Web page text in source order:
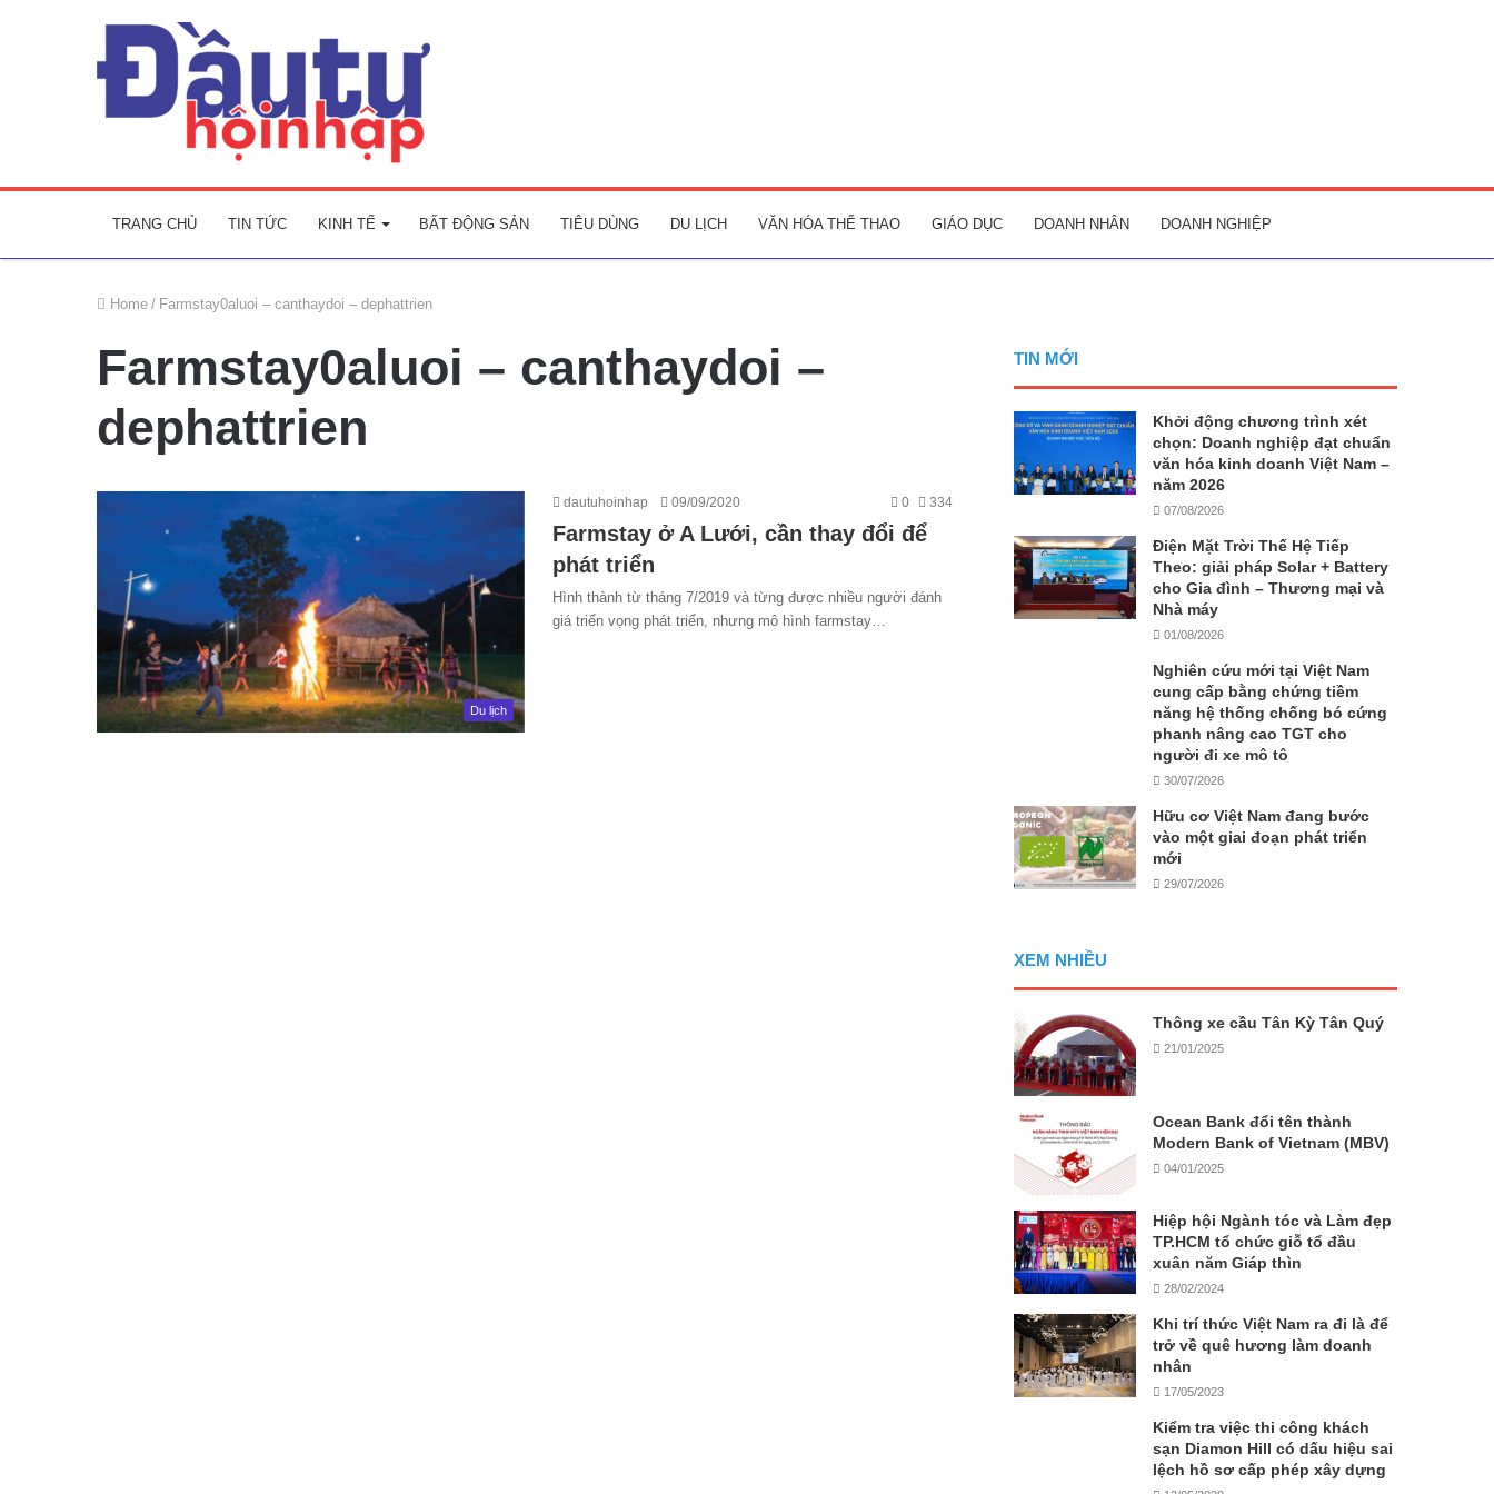
TRANG CHỦ TIN TỨC KINH TẾ BẤT ĐỘNG SẢN TIÊU DÙNG DU LỊCH VĂN HÓA THỂ THAO GIÁO DỤC DOANH NHÂN DOANH NGHIỆP
Home / Farmstay0aluoi – canthaydoi – dephattrien
Farmstay0aluoi – canthaydoi –
dephattrien
Du lịch
dautuhoinhap 09/09/2020 0 334
Farmstay ở A Lưới, cần thay đổi để
phát triển
Hình thành từ tháng 7/2019 và từng được nhiều người đánh
giá triển vọng phát triển, nhưng mô hình farmstay…
TIN MỚI
Khởi động chương trình xét
chọn: Doanh nghiệp đạt chuẩn
văn hóa kinh doanh Việt Nam –
năm 2026
07/08/2026
Điện Mặt Trời Thế Hệ Tiếp
Theo: giải pháp Solar + Battery
cho Gia đình – Thương mại và
Nhà máy
01/08/2026
Nghiên cứu mới tại Việt Nam
cung cấp bằng chứng tiềm
năng hệ thống chống bó cứng
phanh nâng cao TGT cho
người đi xe mô tô
30/07/2026
Hữu cơ Việt Nam đang bước
vào một giai đoạn phát triển
mới
29/07/2026
XEM NHIỀU
Thông xe cầu Tân Kỳ Tân Quý
21/01/2025
Ocean Bank đổi tên thành
Modern Bank of Vietnam (MBV)
04/01/2025
Hiệp hội Ngành tóc và Làm đẹp
TP.HCM tổ chức giỗ tổ đầu
xuân năm Giáp thìn
28/02/2024
Khi trí thức Việt Nam ra đi là để
trở về quê hương làm doanh
nhân
17/05/2023
Kiểm tra việc thi công khách
sạn Diamon Hill có dấu hiệu sai
lệch hồ sơ cấp phép xây dựng